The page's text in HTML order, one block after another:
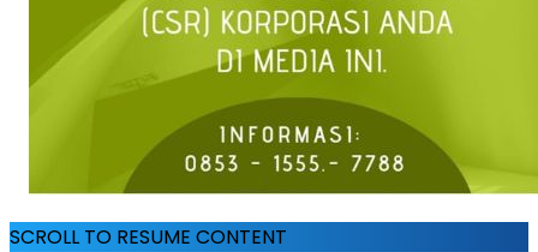
SCROLL TO RESUME CONTENT